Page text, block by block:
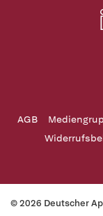
AGB
© 2026 Deutscher